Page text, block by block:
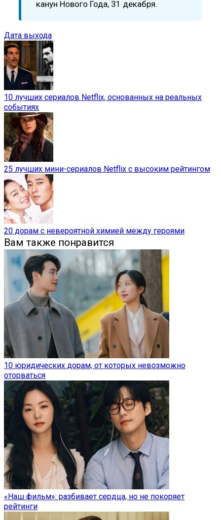
канун Нового Года, 31 декабря.
Дата выхода
10 лучших сериалов Netflix, основанных на реальных
событиях
25 лучших мини-сериалов Netflix с высоким рейтингом
20 дорам с невероятной химией между героями
Вам также понравится
10 юридических дорам, от которых невозможно
оторваться
«Наш фильм»: разбивает сердца, но не покоряет
рейтинги